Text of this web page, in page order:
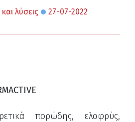
λύσεις 27-07-2022
πορώδης, ελαφρύς,